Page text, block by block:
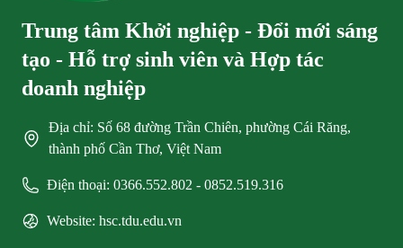
Trung tâm Khởi nghiệp - Đổi mới sáng
tạo - Hỗ trợ sinh viên và Hợp tác
doanh nghiệp
Địa chỉ: Số 68 đường Trần Chiên, phường Cái Răng,
thành phố Cần Thơ, Việt Nam
Điện thoại: 0366.552.802 - 0852.519.316
Website: hsc.tdu.edu.vn